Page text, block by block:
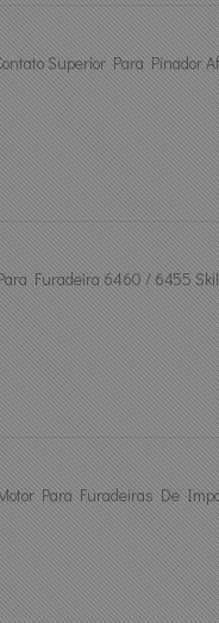
Superior Para Pinador
Furadeira 6460 / 6455
Para Furadeiras De